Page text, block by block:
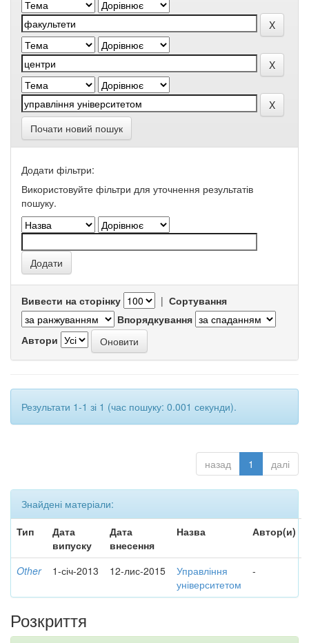
Почати новий пошук
Додати фільтри:
Використовуйте фільтри для уточнення результатів
пошуку.
Вивести на сторінку | Сортування
Впорядкування
Автори
Результати 1-1 зі 1 (час пошуку: 0.001 секунди).
назад 1 далі
Знайдені матеріали:
Тип
Дата
випуску
Дата
внесення
Назва Автор(и)
Other 1-січ-2013 12-лис-2015
Управління
університетом
-
Розкриття